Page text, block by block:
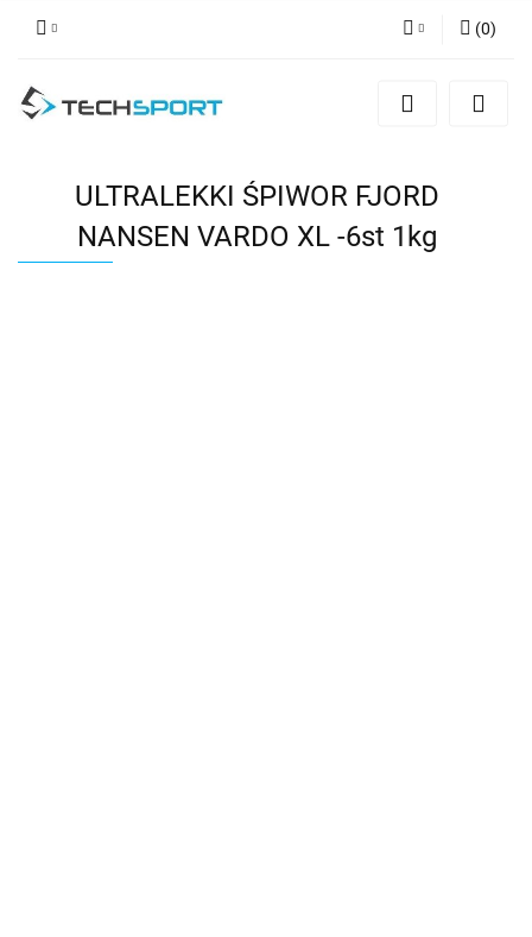
Zaloguj się
(0)
ULTRALEKKI ŚPIWOR FJORD
NANSEN VARDO XL -6st 1kg